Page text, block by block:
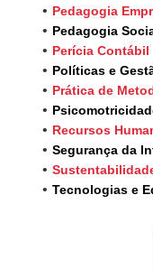
Pedagogia
Pedagogia
Perícia Contábil
Políticas e
Prática de
Recursos
Segurança da
Tecnologias e